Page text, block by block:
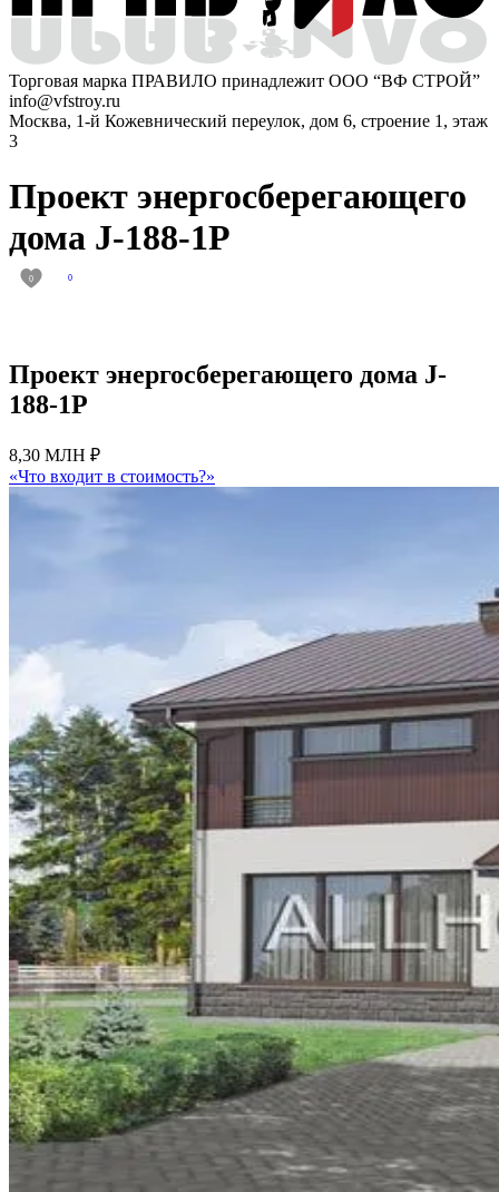
Торговая марка ПРАВИЛО принадлежит ООО “ВФ СТРОЙ”
info@vfstroy.ru
Москва, 1-й Кожевнический переулок, дом 6, строение 1, этаж
3
Проект энергосберегающего
дома J-188-1P
0 0
Проект энергосберегающего дома J-
188-1P
8,30 МЛН ₽
«Что входит в стоимость?»